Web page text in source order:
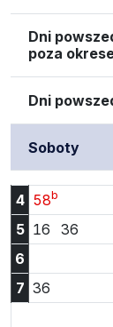
Dni
poza
Dni
Soboty
4 58b
5 16 Godzina
36
6
7 36